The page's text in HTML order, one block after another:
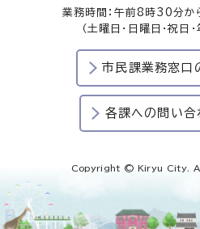
業務時間：午前8時30分
（土曜日・日曜日・祝日
市民課業務窓口
各課への問い合
Copyright © Kiryu City.